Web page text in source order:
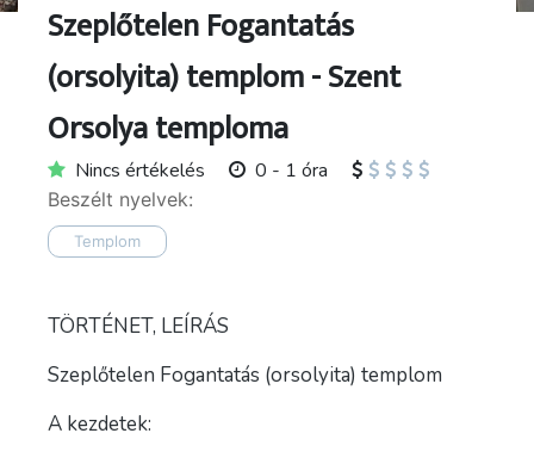
Szeplőtelen Fogantatás
(orsolyita) templom - Szent
Orsolya temploma
Nincs értékelés 0 - 1 óra
Beszélt nyelvek:
Templom
TÖRTÉNET, LEÍRÁS
Szeplőtelen Fogantatás (orsolyita) templom
A kezdetek: